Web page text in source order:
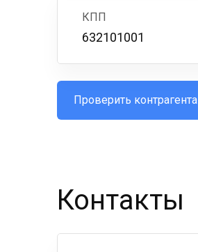
КПП
632101001
Проверить контрагента
Контакты